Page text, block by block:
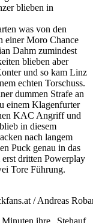
blieben in
was von den
einer Moro Chance
Dahm zumindest
blieben aber
und so kam Linz
echten Torschuss.
dummen Strafe an
einem Klagenfurter
KAC Angriff und
in diesem
nach langem
Puck genau in das
dritten Powerplay
Tore Führung.
/ Andreas
ihre „Stehauf